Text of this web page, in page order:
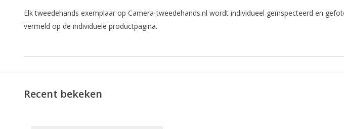
Elk tweedehands exemplaar op Camera-tweedehands.nl wordt individueel geïnspecteerd en
vermeld op de individuele productpagina.
Recent bekeken